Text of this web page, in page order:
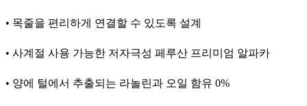
• 목줄을 편리하게 연결할 수 있도록 설계
• 사계절 사용 가능한 저자극성 페루산 프리미엄 알파카
• 양에 털에서 추출되는 라놀린과 오일 함유 0%